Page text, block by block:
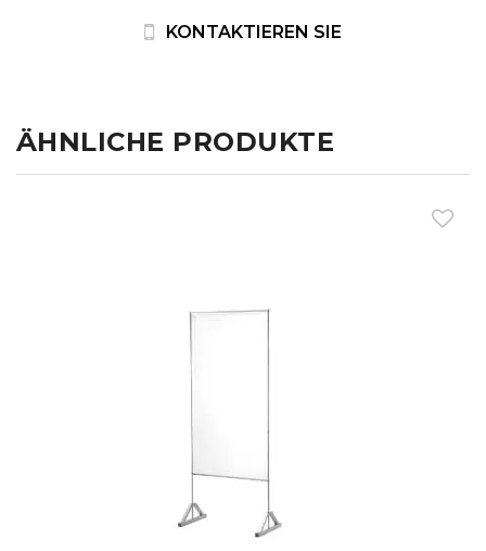
KONTAKTIEREN SIE
ÄHNLICHE PRODUKTE